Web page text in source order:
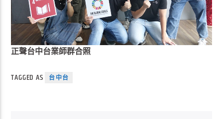
正聲台中台業師群合照
TAGGED AS 台中台